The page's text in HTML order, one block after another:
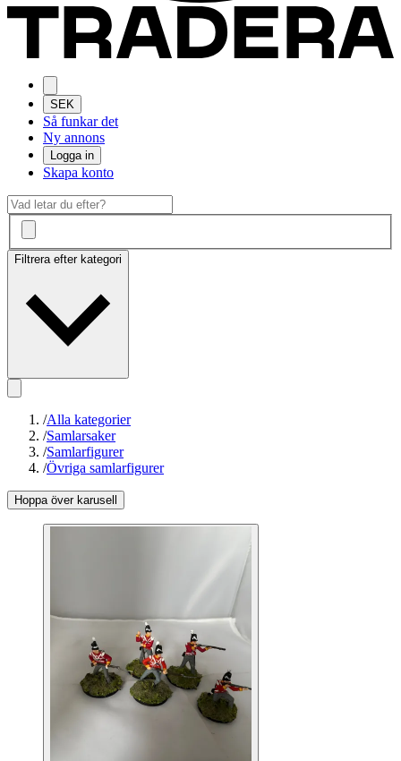
SEK
Så funkar det
Ny annons
Logga in
Skapa konto
Filtrera efter kategori
/Alla kategorier
/Samlarsaker
/Samlarfigurer
/Övriga samlarfigurer
Hoppa över karusell